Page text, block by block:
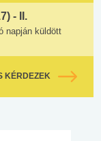
- II.
napján küldött
KÉRDEZEK